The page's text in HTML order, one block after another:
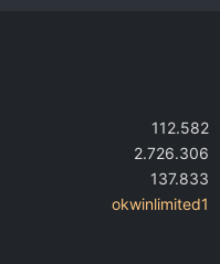
112.582
2.726.306
137.833
okwinlimited1